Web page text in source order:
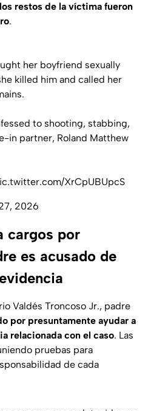
los restos de la víctima fueron
.
her boyfriend sexually
killed him and called her
to shooting, stabbing,
in partner, Roland Matthew
XrCpUBUpcS
2026
cargos por
es acusado de
Valdés Troncoso Jr., padre
por presuntamente ayudar a
relacionada con el caso. Las
pruebas para
de cada